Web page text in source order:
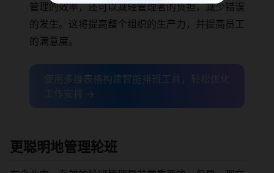
管理的效率，还可以减轻管理者的负担，减少错误
的发生。这将提高整个组织的生产力，并提高员工
的满意度。
使用多维表格构建智能排班工具，轻松优化
工作安排 →
更聪明地管理轮班